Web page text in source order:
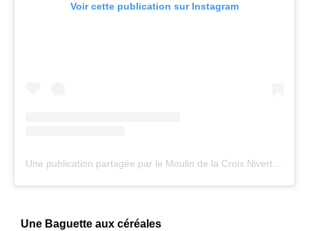
Voir cette publication sur Instagram
Une publication partagée par le Moulin de la Croix Nivert (@jeanyvesboullier)
Une Baguette aux céréales